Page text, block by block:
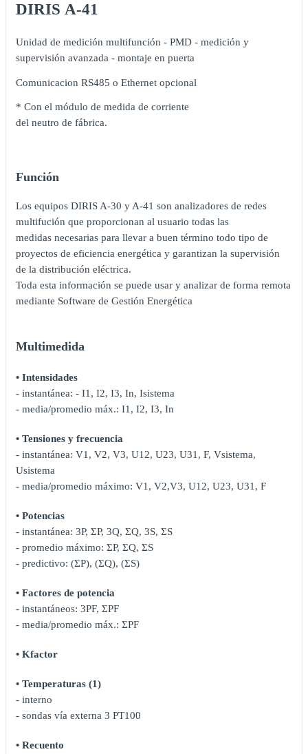
DIRIS A-41
Unidad de medición multifunción - PMD - medición y
supervisión avanzada - montaje en puerta
Comunicacion RS485 o Ethernet opcional
* Con el módulo de medida de corriente
del neutro de fábrica.
Función
Los equipos DIRIS A-30 y A-41 son analizadores de redes
multifución que proporcionan al usuario todas las
medidas necesarias para llevar a buen término todo tipo de
proyectos de eficiencia energética y garantizan la supervisión
de la distribución eléctrica.
Toda esta información se puede usar y analizar de forma remota
mediante Software de Gestión Energética
Multimedida
• Intensidades
- instantánea: - I1, I2, I3, In, Isistema
- media/promedio máx.: I1, I2, I3, In
• Tensiones y frecuencia
- instantánea: V1, V2, V3, U12, U23, U31, F, Vsistema,
Usistema
- media/promedio máximo: V1, V2,V3, U12, U23, U31, F
• Potencias
- instantánea: 3P, ΣP, 3Q, ΣQ, 3S, ΣS
- promedio máximo: ΣP, ΣQ, ΣS
- predictivo: (ΣP), (ΣQ), (ΣS)
• Factores de potencia
- instantáneos: 3PF, ΣPF
- media/promedio máx.: ΣPF
• Kfactor
• Temperaturas (1)
- interno
- sondas vía externa 3 PT100
• Recuento